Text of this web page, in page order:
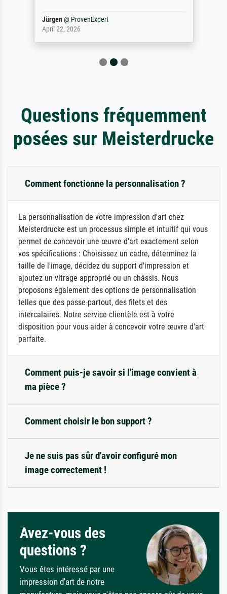
Jürgen@ ProvenExpert
April 22, 2026
Questions fréquemment
posées sur Meisterdrucke
Comment fonctionne la personnalisation ?
La personnalisation de votre impression d'art chez
Meisterdrucke est un processus simple et intuitif qui vous
permet de concevoir une œuvre d'art exactement selon
vos spécifications : Choisissez un cadre, déterminez la
taille de l'image, décidez du support d'impression et
ajoutez un vitrage approprié ou un châssis. Nous
proposons également des options de personnalisation
telles que des passe-partout, des filets et des
intercalaires. Notre service clientèle est à votre
disposition pour vous aider à concevoir votre œuvre d'art
parfaite.
Comment puis-je savoir si l'image convient à
ma pièce ?
Comment choisir le bon support ?
Je ne suis pas sûr d'avoir configuré mon
image correctement !
Avez-vous des
questions ?
Vous êtes intéressé par une
impression d'art de notre